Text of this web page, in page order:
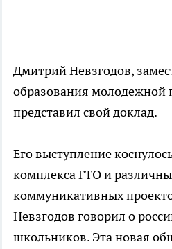
Дмитрий Невзгодов,
образования молодежной
представил свой доклад.
Его выступление
комплекса ГТО и
коммуникативных
Невзгодов говорил о
школьников. Эта новая